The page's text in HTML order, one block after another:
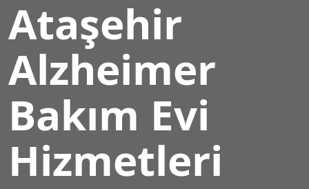
Ataşehir
Alzheimer
Bakım Evi
Hizmetleri